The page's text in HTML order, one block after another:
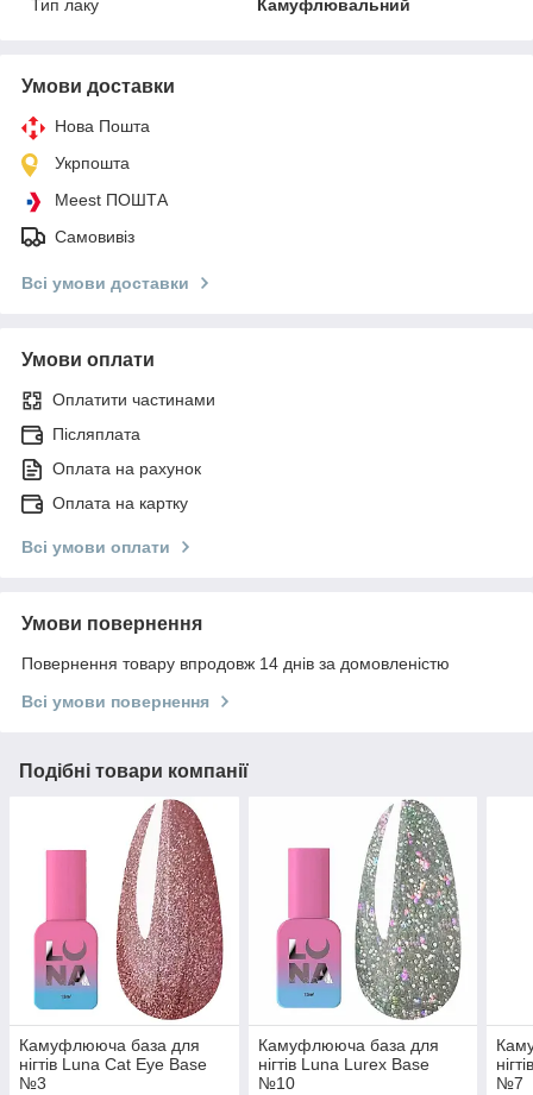
Тип лаку Камуфлювальний
Умови доставки
Нова Пошта
Укрпошта
Meest ПОШТА
Самовивіз
Всі умови доставки
Умови оплати
Оплатити частинами
Післяплата
Оплата на рахунок
Оплата на картку
Всі умови оплати
Умови повернення
Повернення товару впродовж 14 днів за домовленістю
Всі умови повернення
Подібні товари компанії
Камуфлююча база для
нігтів Luna Cat Eye Base
№3
Камуфлююча база для
нігтів Luna Lurex Base
№10
№7